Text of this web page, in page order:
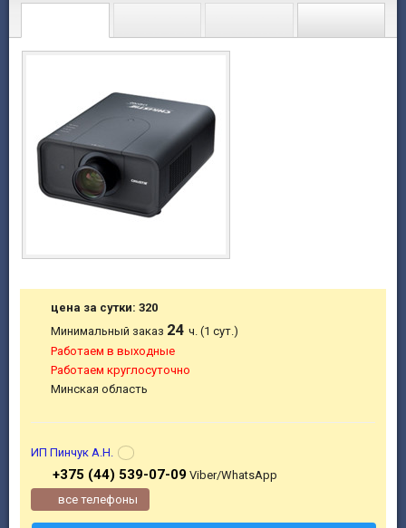
цена за сутки: 320
Минимальный заказ 24ч. (1 сут.)
Работаем в выходные
Работаем круглосуточно
Минская область
ИП Пинчук А.Н.
+375 (44) 539-07-09Viber/WhatsApp
все телефоны